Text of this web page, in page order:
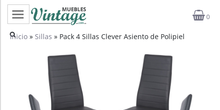
0
Categorías
Top ventas
Novedades
Inicio » Sillas » Pack 4 Sillas Clever Asiento de Polipiel